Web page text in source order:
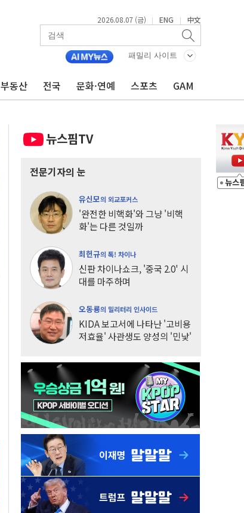
2026.08.07 (금) | ENG | 中文
패밀리 사이트
부동산 전국 문화·연예 스포츠 GAM
뉴스핌TV
전문기자의 눈
유신모의 외교포커스
'완전한 비핵화'와 그냥 '비핵
화'는 다른 것일까
최헌규의 톡! 차이나
신판 차이나쇼크, '중국 2.0' 시
대를 마주하며
오동룡의 밀리터리 인사이드
KIDA 보고서에 나타난 '고비용
저효율' 사관생도 양성의 '민낯'